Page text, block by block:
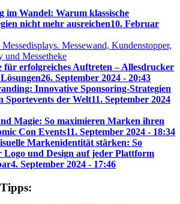
im Wandel: Warum klassische
nicht mehr ausreichen10. Februar
für erfolgreiches Auftreten – Allesdrucker
26. September 2024 - 20:43
Innovative Sponsoring-Strategien
Sportevents der Welt11. September 2024
Magie: So maximieren Marken ihren
Con Events11. September 2024 - 18:34
Markenidentität stärken: So
Logo und Design auf jeder Plattform
4. September 2024 - 17:46